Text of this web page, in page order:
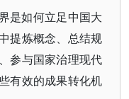
是如何立足中国大
提炼概念、总结规
参与国家治理现代
有效的成果转化机